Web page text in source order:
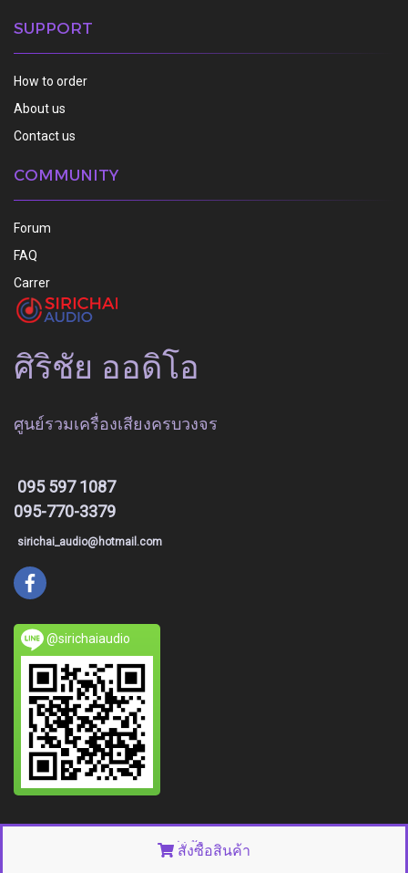
สั่งซื้อสินค้า
SUPPORT
How to order
About us
Contact us
COMMUNITY
Forum
FAQ
Carrer
ศิริชัย ออดิโอ
ศูนย์รวมเครื่องเสียงครบวงจร
095 597 1087
095-770-3379
sirichai_audio@hotmail.com
@sirichaiaudio
© Copyright 2015 All right reserved. MakeWebEasy.com